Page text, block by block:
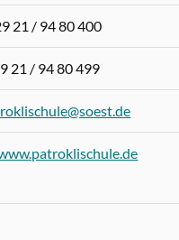
21 / 94 80 400
21 / 94 80 499